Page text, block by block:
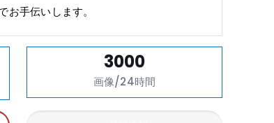
手伝いします。
3000
画像/24時間